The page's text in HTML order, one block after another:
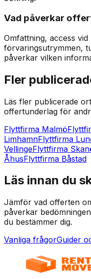
Vad påverkar
Omfattning, access
förvaringsutrymmen,
påverkar vilken
Fler
Läs fler publicerade
offertunderlag för
Flyttfirma Malmö
LimhamnFlyttfirma
VellingeFlyttfirma
ÅhusFlyttfirma Båstad
Läs innan du
Jämför vad offerten
påverkar
du bestämmer dig.
Vanliga frågorGuider